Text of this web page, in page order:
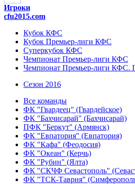
Игроки
cfu2015.com
Кубок КФС
Кубок Премьер-лиги КФС
Суперкубок КФС
Чемпионат Премьер-лиги КФС
Чемпионат Премьер-лиги КФС.
Сезон 2016
Все команды
ФК "Гвардеец" (Гвардейское)
ФК "Бахчисарай" (Бахчисарай)
ПФК "Беркут" (Армянск)
ФК "Евпатория" (Евпатория)
ФК "Кафа" (Феодосия)
ФК "Океан" (Керчь)
ФК "Рубин" (Ялта)
ФК "СКЧФ Севастополь"
ФК "ТСК-Таврия"